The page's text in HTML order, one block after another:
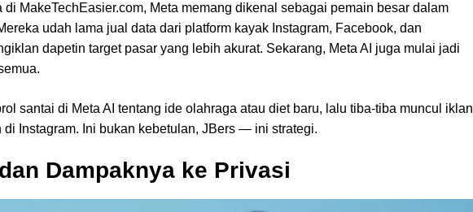
di MakeTechEasier.com, Meta memang dikenal sebagai pemain besar dalam
udah lama jual data dari platform kayak Instagram, Facebook, dan
dapetin target pasar yang lebih akurat. Sekarang, Meta AI juga mulai jadi
santai di Meta AI tentang ide olahraga atau diet baru, lalu tiba-tiba muncul iklan
di Instagram. Ini bukan kebetulan, JBers — ini strategi.
Dampaknya ke Privasi